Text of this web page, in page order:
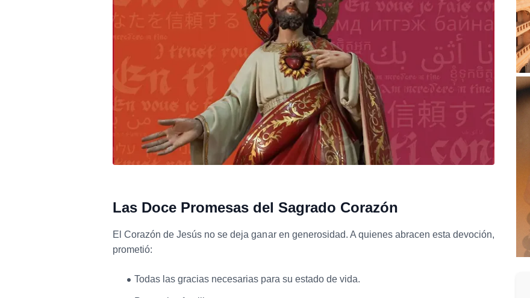
Las Doce Promesas del Sagrado Corazón
El Corazón de Jesús no se deja ganar en generosidad. A quienes abracen esta devoción,
prometió:
Todas las gracias necesarias para su estado de vida.